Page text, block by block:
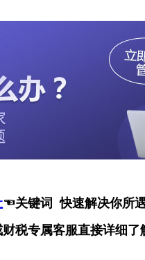
☜关键词 快速解决你所
税专属客服直接详细了